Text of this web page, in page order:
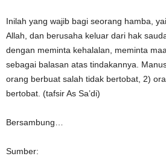
Inilah yang wajib bagi seorang hamba,
Allah, dan berusaha keluar dari hak
dengan meminta kehalalan, meminta
sebagai balasan atas tindakannya.
orang berbuat salah tidak bertobat, 2)
bertobat. (tafsir As Sa’di)
Bersambung…
Sumber: